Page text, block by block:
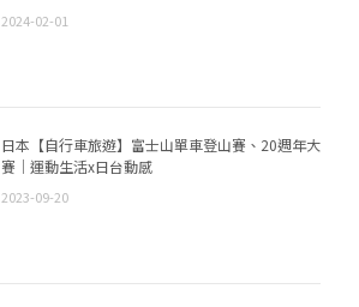
2024-02-01
日本【自行車旅遊】富士山單車登山賽、20週年大
賽｜運動生活x日台動感
2023-09-20